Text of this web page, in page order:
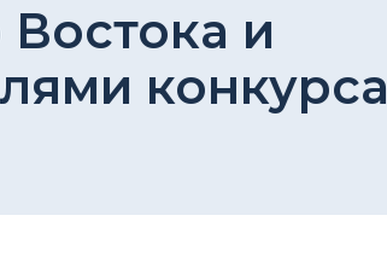
и
конкурса